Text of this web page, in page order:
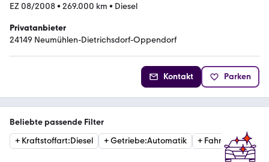
EZ 08/2008• 269.000 km • Diesel
Privatanbieter
24149 Neumühlen-Dietrichsdorf-Oppendorf
Kontakt Parken
Beliebte passende Filter
+ Kraftstoffart:Diesel +Getriebe:Automatik +